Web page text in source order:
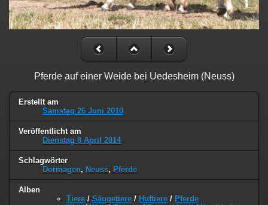
Pferde auf einer Weide bei Uedesheim (Neuss)
Erstellt am
Samstag 26 Juni 2010
Veröffentlicht am
Dienstag 8 April 2014
Schlagwörter
Dormagen, Neuss, Pferde
Alben
Tiere / Säugetiere / Huftiere / Pferde